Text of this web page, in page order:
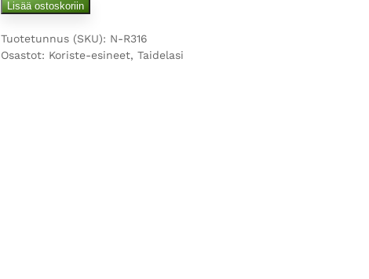
Lisää ostoskoriin
Tuotetunnus (SKU): N-R316
Osastot: Koriste-esineet, Taidelasi